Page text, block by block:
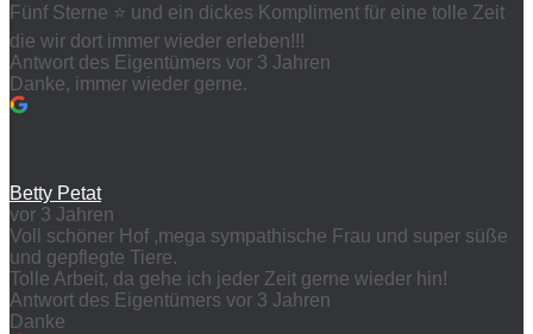
Fünf Sterne ⭐️ und ein dickes Kompliment für eine tolle Zeit
die wir dort immer wieder erleben!!!
Antwort des Eigentümers vor 3 Jahren
Danke, immer wieder gerne.
Betty Petat
vor 3 Jahren
Voll schöner Hof ,mega sympathische Frau und super süße
und gepflegte Tiere.
Tolle Arbeit, da gehe ich jeder Zeit gerne wieder hin!
Antwort des Eigentümers vor 3 Jahren
Danke